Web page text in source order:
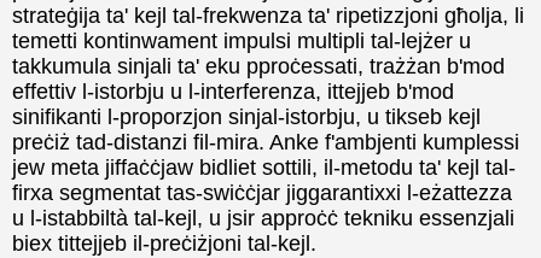
strateġija ta' kejl tal-frekwenza ta' ripetizzjoni għolja, li
temetti kontinwament impulsi multipli tal-lejżer u
takkumula sinjali ta' eku pproċessati, trażżan b'mod
effettiv l-istorbju u l-interferenza, ittejjeb b'mod
sinifikanti l-proporzjon sinjal-istorbju, u tikseb kejl
preċiż tad-distanzi fil-mira. Anke f'ambjenti kumplessi
jew meta jiffaċċjaw bidliet sottili, il-metodu ta' kejl tal-
firxa segmentat tas-swiċċjar jiggarantixxi l-eżattezza
u l-istabbiltà tal-kejl, u jsir approċċ tekniku essenzjali
biex tittejjeb il-preċiżjoni tal-kejl.